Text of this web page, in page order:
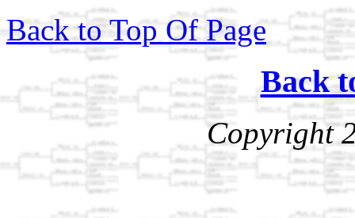
Back to Top Of Page
Back
Copyright